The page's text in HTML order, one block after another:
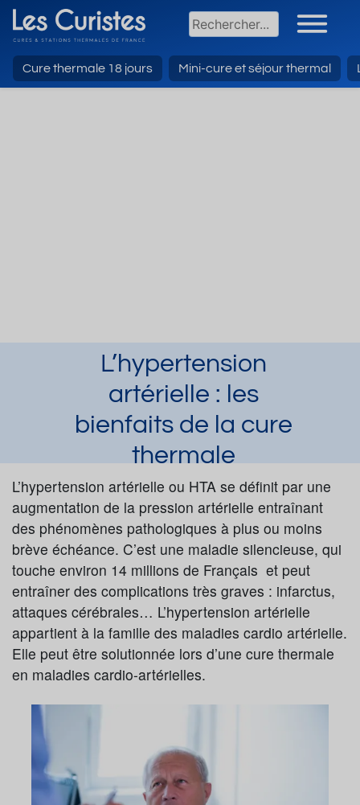
Cure thermale 18 jours Mini-cure et séjour thermal
L’hypertension
artérielle : les
bienfaits de la cure
thermale
Article publié parClairele 22/08/2022 et mis
à jour le 27/07/2023
Hypertension artérielle
Demander une documentation
L’hypertension artérielle ou HTA se définit par une
augmentation de la pression artérielle entraînant
des phénomènes pathologiques à plus ou moins
brève échéance. C’est une maladie silencieuse, qui
touche environ 14 millions de Français et peut
entraîner des complications très graves : infarctus,
attaques cérébrales… L’hypertension artérielle
appartient à la famille des maladies cardio artérielle.
Elle peut être solutionnée lors d’une cure thermale
en maladies cardio-artérielles.